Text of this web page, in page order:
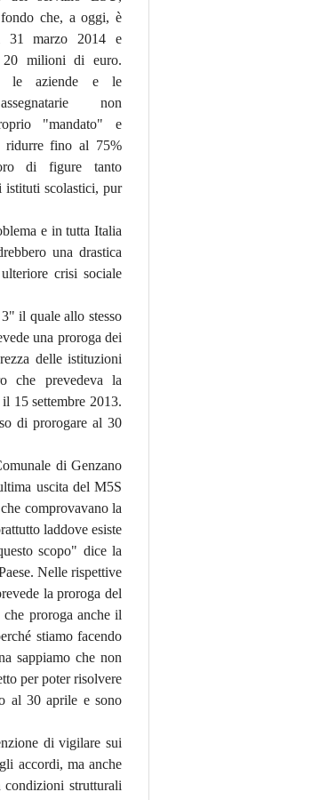
che, a oggi, è
31 marzo 2014 e
20 milioni di euro.
le aziende e le
non
"mandato" e
ridurre fino al 75%
di figure tanto
istituti scolastici, pur
e in tutta Italia
una drastica
crisi sociale
il quale allo stesso
una proroga dei
delle istituzioni
che prevedeva la
15 settembre 2013.
di prorogare al 30
di Genzano
uscita del M5S
comprovavano la
laddove esiste
scopo" dice la
Nelle rispettive
la proroga del
proroga anche il
stiamo facendo
sappiamo che non
per poter risolvere
al 30 aprile e sono
di vigilare sui
accordi, ma anche
strutturali